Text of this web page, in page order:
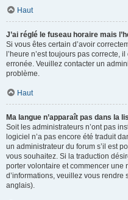
Haut
J’ai réglé le fuseau horaire mais
Si vous êtes certain d’avoir
l’heure n’est toujours pas correcte,
erronée. Veuillez contacter un
problème.
Haut
Ma langue n’apparaît pas dans la
Soit les administrateurs n’ont pas
logiciel n’a pas encore été traduit
un administrateur du forum s’il est
vous souhaitez. Si la traduction
porter volontaire et commencer une
d’informations, veuillez vous rendre
anglais).